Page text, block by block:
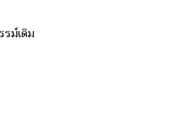
ม์เดิม